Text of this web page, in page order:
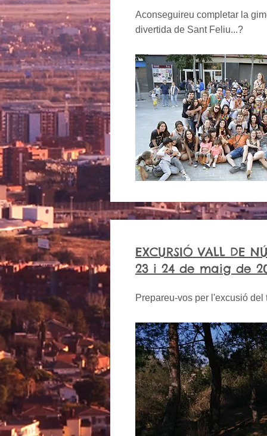
Aconseguireu completar la
divertida de Sant Feliu...?
EXCURSIÓ VALL DE
23 i 24 de maig de
Prepareu-vos per l'excusió del